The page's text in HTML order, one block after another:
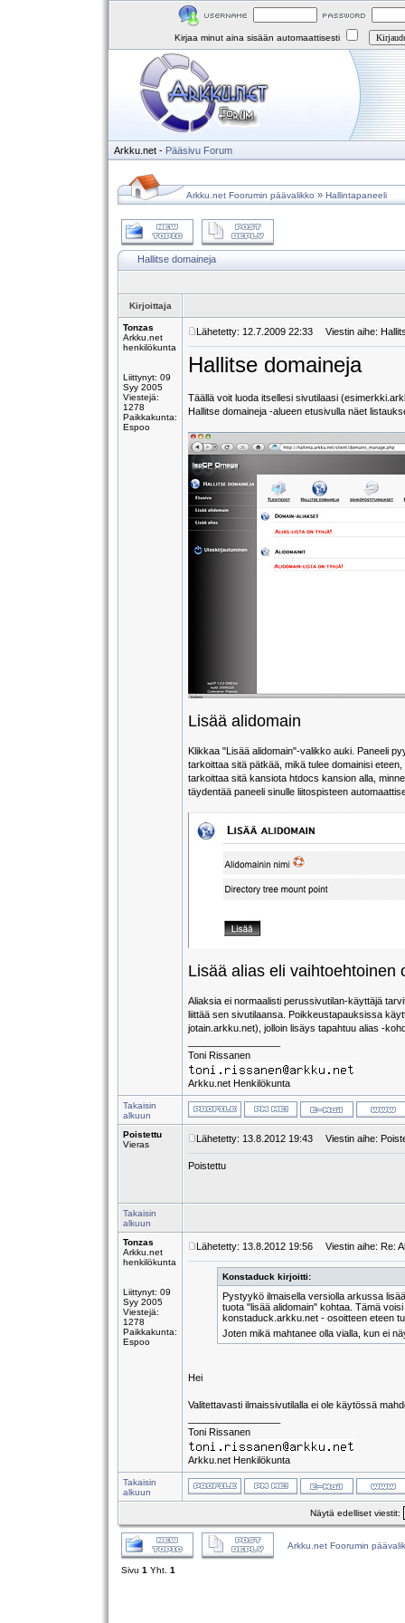
Kirjaa minut aina sisään automaattisesti
Arkku.net - Pääsivu Forum
Arkku.net Foorumin päävalikko » Hallintapaneeli
Hallitse domaineja
Kirjoittaja
Tonzas
Arkku.net
henkilökunta
Liittynyt: 09
Syy 2005
Viestejä:
1278
Paikkakunta:
Espoo
Lähetetty: 12.7.2009 22:33 Viestin aihe:
Hallitse domaineja
Täällä voit luoda itsellesi sivutilaasi
Hallitse domaineja -alueen etusivulla näet
Lisää alidomain
Klikkaa "Lisää alidomain"-valikko auki. Paneeli
tarkoittaa sitä pätkää, mikä tulee domainisi
tarkoittaa sitä kansiota htdocs kansion alla,
täydentää paneeli sinulle liitospisteen
Lisää alias eli vaihtoehtoinen
Aliaksia ei normaalisti perussivutilan-käyttäjä
liittää sen sivutilaansa. Poikkeustapauksissa
jotain.arkku.net), jolloin lisäys tapahtuu alias -
Toni Rissanen
Arkku.net Henkilökunta
Takaisin
alkuun
Poistettu
Vieras
Lähetetty: 13.8.2012 19:43 Viestin aihe:
Poistettu
Takaisin
alkuun
Tonzas
Arkku.net
henkilökunta
Liittynyt: 09
Syy 2005
Viestejä:
1278
Paikkakunta:
Espoo
Lähetetty: 13.8.2012 19:56 Viestin aihe: Re:
Konstaduck kirjoitti:
Pystyykö ilmaisella versiolla arkussa
tuota "lisää alidomain" kohtaa. Tämä
konstaduck.arkku.net - osoitteen eteen
Joten mikä mahtanee olla vialla, kun ei
Hei
Valitettavasti ilmaissivutilalla ei ole käytössä
Toni Rissanen
Arkku.net Henkilökunta
Takaisin
alkuun
Näytä edelliset viestit:
Arkku.net Foorumin
Sivu 1 Yht. 1